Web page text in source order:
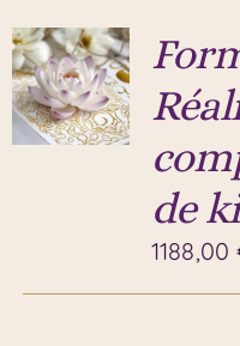
de
1188,00